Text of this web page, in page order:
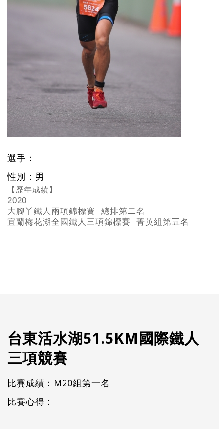
選手：
性別：男
【歷年成績】
2020
大腳丫鐵人兩項錦標賽 總排第二名
宜蘭梅花湖全國鐵人三項錦標賽 菁英組第五名
台東活水湖51.5KM國際鐵人
三項競賽
比賽成績：M20組第一名
比賽心得：